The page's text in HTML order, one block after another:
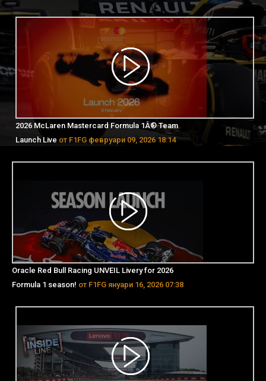
2026 McLaren Mastercard Formula 1Â® Team
Launch Live от F1FG февруари 09, 2026 18:14
Oracle Red Bull Racing UNVEIL Livery for 2026
Formula 1 season! от F1FG януари 16, 2026 07:38